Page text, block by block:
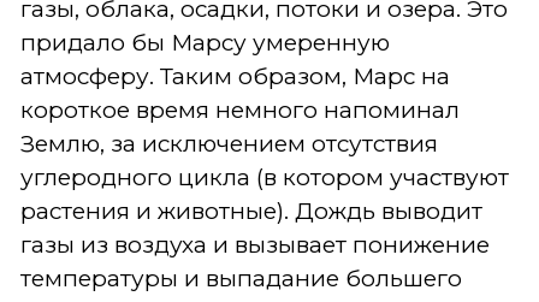
газы, облака, осадки, потоки и озера. Это
придало бы Марсу умеренную
атмосферу. Таким образом, Марс на
короткое время немного напоминал
Землю, за исключением отсутствия
углеродного цикла (в котором участвуют
растения и животные). Дождь выводит
газы из воздуха и вызывает понижение
температуры и выпадание большего